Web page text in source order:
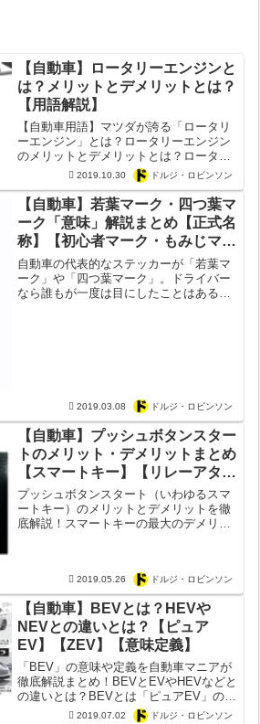
【自動車】ロータリーエンジンと
は？メリットとデメリットとは？
【用語解説】
【自動車用語】マツダが誇る「ロータリ
ーエンジン」とは？ロータリーエンジン
のメリットとデメリットとは？ロータリ
ーエンジンは何故「レンジエクステンダ
ー（シリーズハイブリッド）」と組み合
わせるのか？
2019.10.30 ドルジ・ロビンソン
【自動車】若葉マーク・四つ葉マ
ーク「意味」解説まとめ【正式名
称】【初心者マーク・もみじマー
ク】
自動車の代表的なステッカーが「若葉マ
ーク」や「四つ葉マーク」。ドライバー
なら誰もが一度は目にしたことはあるは
2019.03.08 ドルジ・ロビンソン
【自動車】プッシュボタンスター
トのメリット・デメリットまとめ
【スマートキー】【リレーアタッ
クの防止法】
プッシュボタンスタート（いわゆるスマ
ートキー）のメリットとデメリットを徹
底解説！スマートキーの最大のデメリッ
2019.05.26 ドルジ・ロビンソン
【自動車】BEVとは？HEVや
NEVとの違いとは？【ピュア
EV】【ZEV】【意味定義】
「BEV」の意味や定義を自動車マニアが
徹底解説まとめ！BEVとEVやHEVなどと
の違いとは？BEVとは「ピュアEV」のみ
該当する？ついでにZEVやNEVの意味も
2019.07.02 ドルジ・ロビンソン